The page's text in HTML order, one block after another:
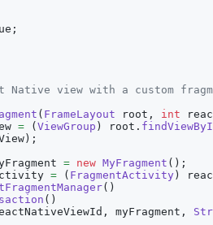
;
Native view with a custom
( FrameLayout root , int
= ( ViewGroup ) root .
) ;
= new MyFragment ( ) ;
= ( FragmentActivity )
( )
( )
, myFragment ,